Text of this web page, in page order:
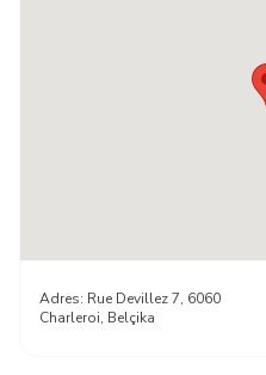
Adres: Rue Devillez 7, 6060
Charleroi, Belçika